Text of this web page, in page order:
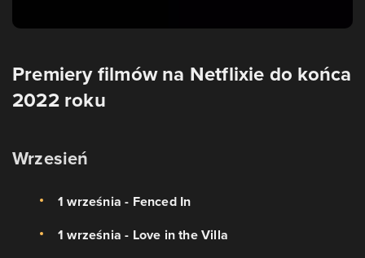
Premiery filmów na Netflixie do końca
2022 roku
Wrzesień
1 września - Fenced In
1 września - Love in the Villa